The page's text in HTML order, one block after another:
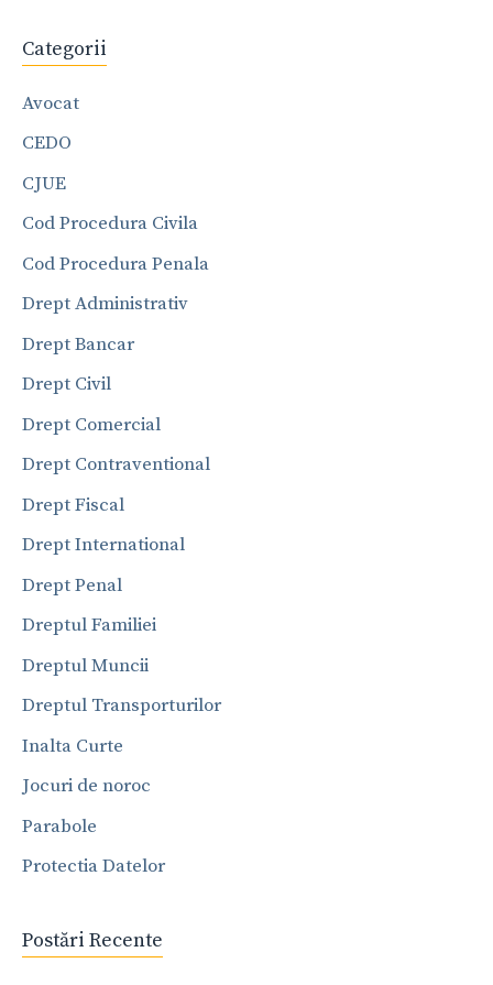
Categorii
Avocat
CEDO
CJUE
Cod Procedura Civila
Cod Procedura Penala
Drept Administrativ
Drept Bancar
Drept Civil
Drept Comercial
Drept Contraventional
Drept Fiscal
Drept International
Drept Penal
Dreptul Familiei
Dreptul Muncii
Dreptul Transporturilor
Inalta Curte
Jocuri de noroc
Parabole
Protectia Datelor
Postări Recente